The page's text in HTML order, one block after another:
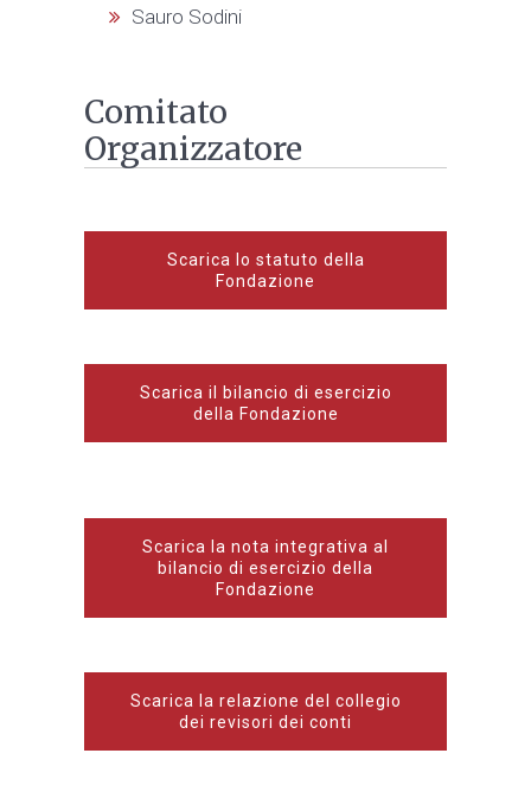
Sauro Sodini
Comitato
Organizzatore
Scarica lo statuto della
Fondazione
Scarica il bilancio di esercizio
della Fondazione
Scarica la nota integrativa al
bilancio di esercizio della
Fondazione
Scarica la relazione del collegio
dei revisori dei conti